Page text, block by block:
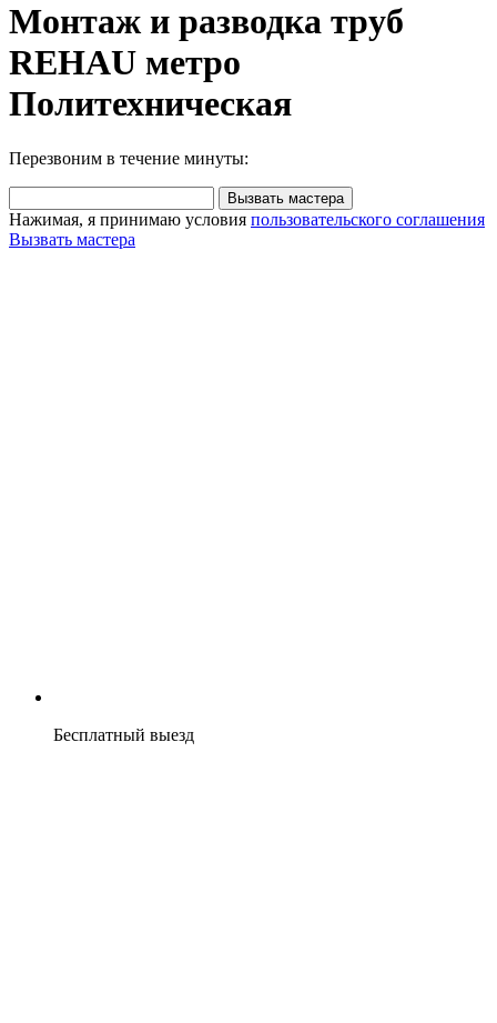
Монтаж и разводка труб
REHAU метро
Политехническая
Перезвоним в течение минуты:
Вызвать мастера
Нажимая, я принимаю условия пользовательского соглашения
Вызвать мастера
Бесплатный выезд